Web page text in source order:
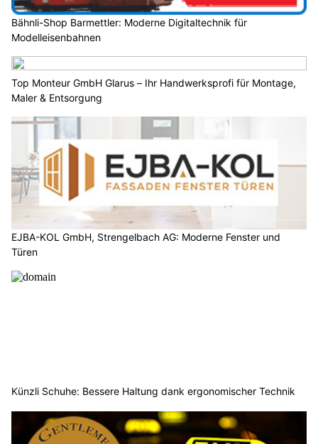
Bähnli-Shop Barmettler: Moderne Digitaltechnik für
Modelleisenbahnen
Top Monteur GmbH Glarus – Ihr Handwerksprofi für Montage,
Maler & Entsorgung
EJBA-KOL GmbH, Strengelbach AG: Moderne Fenster und
Türen
Künzli Schuhe: Bessere Haltung dank ergonomischer Technik